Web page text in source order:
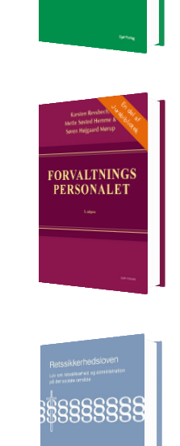
En del af
Jurabibliotek